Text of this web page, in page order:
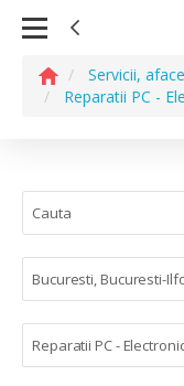
Servicii,
Reparatii PC -
Bucuresti, Bucuresti-
Reparatii PC -